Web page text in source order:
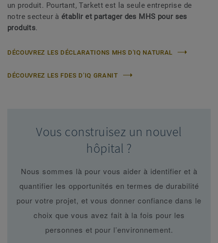
un produit. Pourtant, Tarkett est la seule entreprise de
notre secteur àétablir et partager des MHS pour ses
produits.
DÉCOUVREZ LES DÉCLARATIONS MHS D'IQ NATURAL
DÉCOUVREZ LES FDES D'IQ GRANIT
Vous construisez un nouvel
hôpital ?
Nous sommes là pour vous aider à identifier et à
quantifier les opportunités en termes de durabilité
pour votre projet, et vous donner confiance dans le
choix que vous avez fait à la fois pour les
personnes et pour l’environnement.